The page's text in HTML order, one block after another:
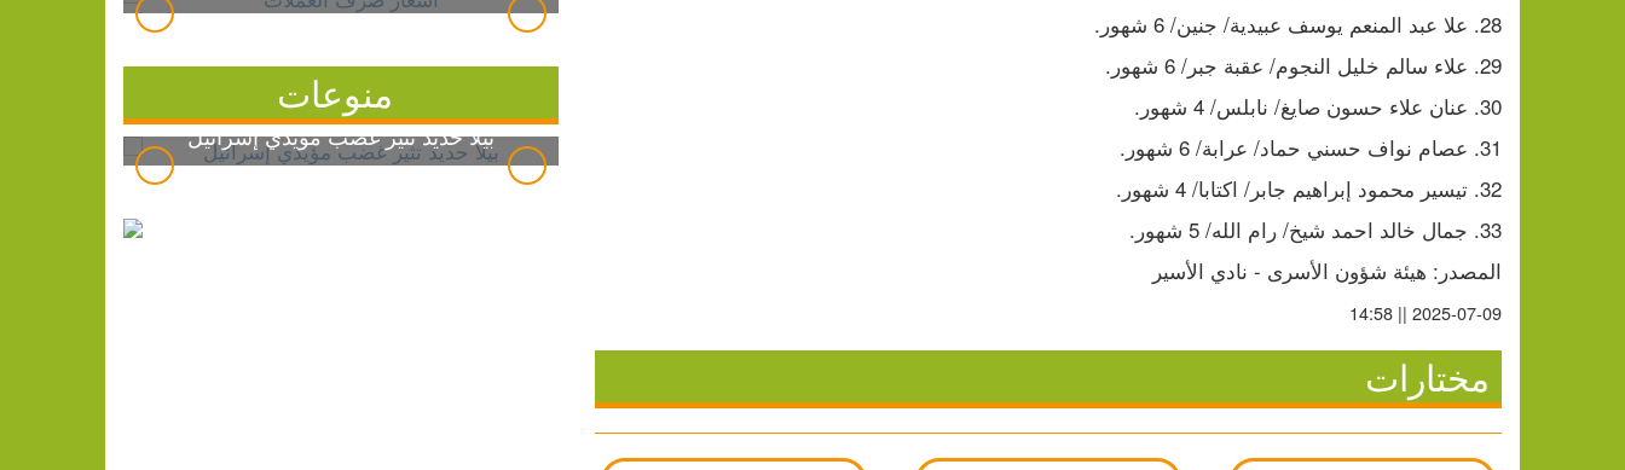
28. علا عبد المنعم يوسف عبيدية/ جنين/ 6 شهور.
29. علاء سالم خليل النجوم/ عقبة جبر/ 6 شهور.
30. عنان علاء حسون صايغ/ نابلس/ 4 شهور.
31. عصام نواف حسني حماد/ عرابة/ 6 شهور.
32. تيسير محمود إبراهيم جابر/ اكتابا/ 4 شهور.
33. جمال خالد احمد شيخ/ رام الله/ 5 شهور.
المصدر: هيئة شؤون الأسرى - نادي الأسير
2025-07-09 || 14:58
مختارات
منوعات
بيلا حديد تثير غضب مؤيدي إسرائيل